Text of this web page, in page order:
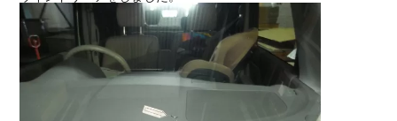
価格